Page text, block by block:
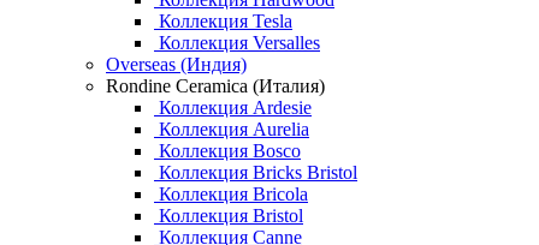
Коллекция Tesla
Коллекция Versalles
Overseas (Индия)
Rondine Ceramica (Италия)
Коллекция Ardesie
Коллекция Aurelia
Коллекция Bosco
Коллекция Bricks Bristol
Коллекция Bricola
Коллекция Bristol
Коллекция Canne